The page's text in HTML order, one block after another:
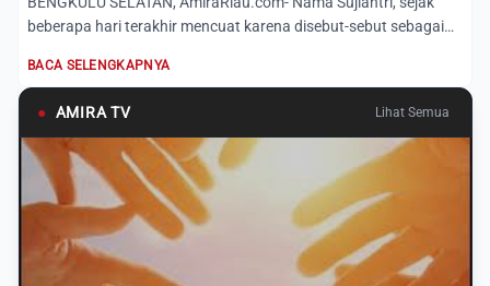
beberapa hari terakhir mencuat karena disebut-sebut sebagai
BACA SELENGKAPNYA
● AMIRA TV Lihat Semua